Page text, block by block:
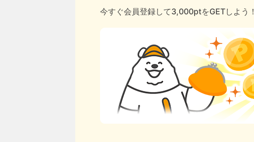
今すぐ会員登録して3,000ptをGETしよう！